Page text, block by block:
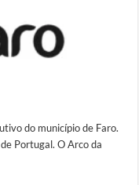
do município de Faro.
Portugal. O Arco da